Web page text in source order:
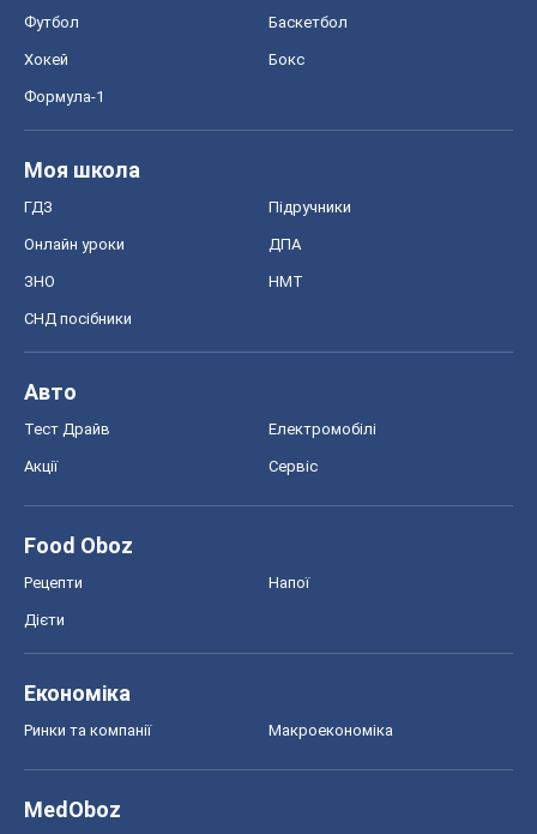
Футбол Баскетбол
Хокей Бокс
Формула-1
Моя школа
ГДЗ Підручники
Онлайн уроки ДПА
ЗНО НМТ
СНД посібники
Авто
Тест Драйв Електромобілі
Акції Сервіс
Food Oboz
Рецепти Напої
Дієти
Економіка
Ринки та компанії Макроекономіка
MedOboz